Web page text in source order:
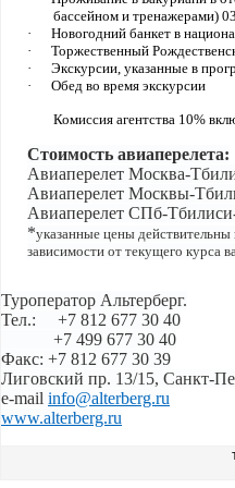
бассейном и тренажерами)
·
Новогодний банкет в
·
Торжественный
·
Экскурсии, указанные в
·
Обед во время экскурсии
Комиссия агентства 10%
Стоимость авиаперелета:
Авиаперелет Москва-
Авиаперелет Москвы-
Авиаперелет СПб-
*указанные цены действительны
зависимости от текущего курса
Туроператор Альтерберг.
Тел.:
+7 812 677 30 40
+7 499 677 30 40
Факс: +7 812 677 30 39
Лиговский пр. 13/15, Санкт-
e-mail info@alterberg.ru
www.alterberg.ru